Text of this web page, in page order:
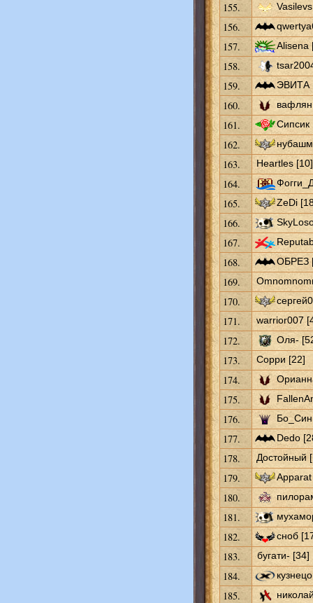
155.
156.
157. Alisena
158.
159. ЭВИТА
160.
161. Сипсик
162.
163. Heartles [10]
164.
165. ZeDi
166.
167.
168. ОБРЕЗ
169.
170.
171. warrior007
172. Оля-
173. Сорри [22]
174.
175.
176.
177. Dedo
178. Достойный
179.
180.
181.
182. сноб
183. бугати- [34]
184.
185.